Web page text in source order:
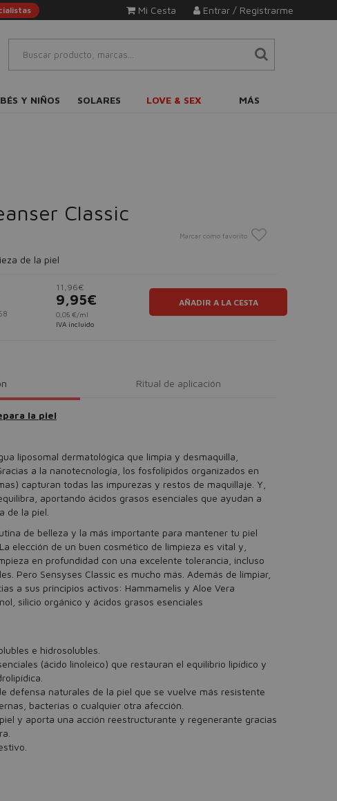
Entrar / Registrarme
Mi Cesta
Y NIÑOS SOLARES LOVE & SEX MÁS
Classic
Marcar como favorito
de la piel
11,96€
9,95€
0,05 €/ml
IVA incluido
AÑADIR A LA CESTA
Ritual de aplicación
la piel
liposomal dermatológica que limpia y desmaquilla,
a la nanotecnología, los fosfolípidos organizados en
capturan todas las impurezas y restos de maquillaje. Y,
aportando ácidos grasos esenciales que ayudan a
de la piel.
de belleza y la más importante para mantener tu piel
elección de un buen cosmético de limpieza es vital y,
en profundidad con una excelente tolerancia, incluso
Pero Sensyses Classic es mucho más. Además de limpiar,
a sus principios activos: Hammamelis y Aloe Vera
silicio orgánico y ácidos grasos esenciales
e hidrosolubles.
(ácido linoleico) que restauran el equilibrio lipídico y
defensa naturales de la piel que se vuelve más resistente
bacterias o cualquier otra afección.
y aporta una acción reestructurante y regenerante gracias